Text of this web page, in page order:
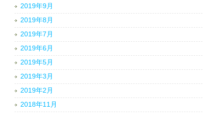
2019年9月
2019年8月
2019年7月
2019年6月
2019年5月
2019年3月
2019年2月
2018年11月